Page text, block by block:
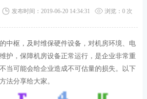
发布时间：2019-06-20 14:34:31 浏览： 0次
中枢，及时维保硬件设备，对机房环境、电
护，保障机房设备正常运行，是企业非常重
当可能会给企业造成不可估量的损失。以下
法分享给大家。